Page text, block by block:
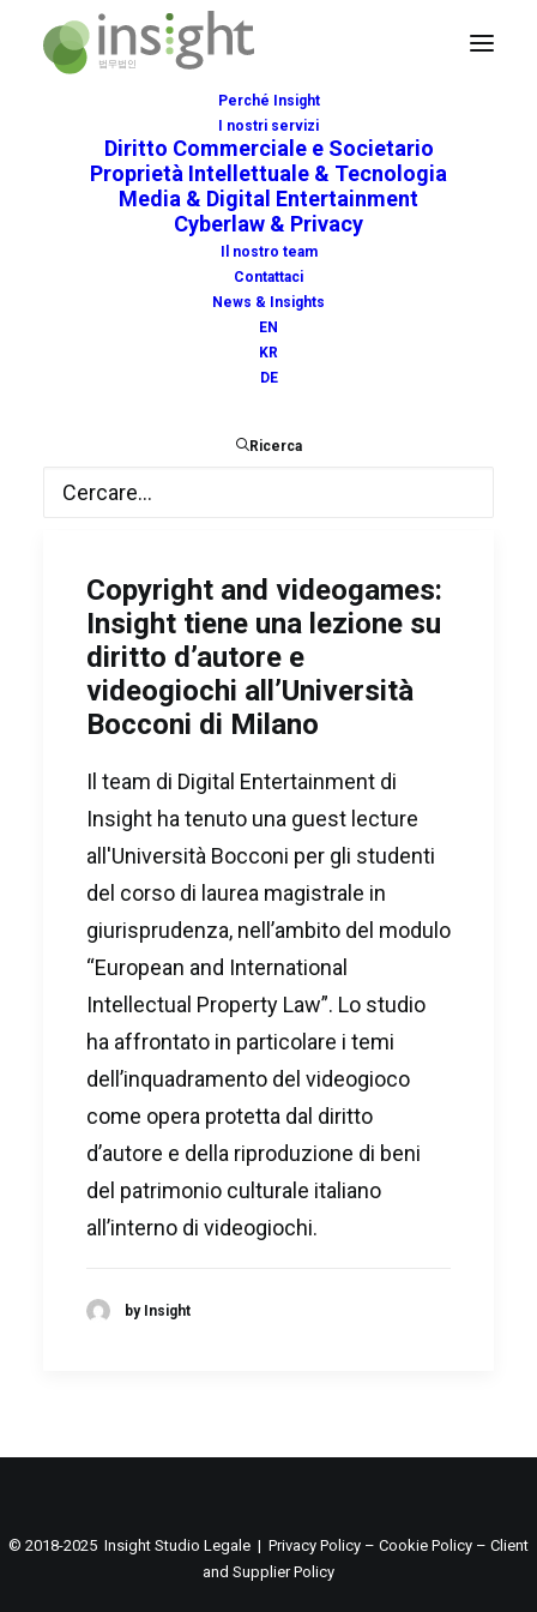
Perché Insight
I nostri servizi
Diritto Commerciale e Societario
Proprietà Intellettuale & Tecnologia
Media & Digital Entertainment
Cyberlaw & Privacy
Il nostro team
Contattaci
News & Insights
EN
KR
DE
Ricerca
lecture
Copyright and videogames:
Insight tiene una lezione su
diritto d’autore e
videogiochi all’Università
Bocconi di Milano
Il team di Digital Entertainment di
Insight ha tenuto una guest lecture
all'Università Bocconi per gli studenti
del corso di laurea magistrale in
giurisprudenza, nell’ambito del modulo
“European and International
Intellectual Property Law”. Lo studio
ha affrontato in particolare i temi
dell’inquadramento del videogioco
come opera protetta dal diritto
d’autore e della riproduzione di beni
del patrimonio culturale italiano
all’interno di videogiochi.
by Insight
© 2018-2025 Insight Studio Legale | Privacy Policy – Cookie Policy – Client
and Supplier Policy